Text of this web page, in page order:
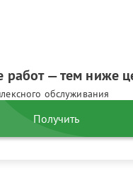
работ — тем ниже
обслуживания
Получить